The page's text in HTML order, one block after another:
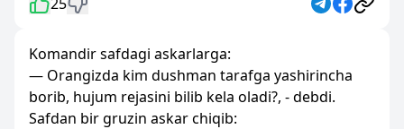
Komandir safdagi askarlarga:
— Orangizda kim dushman tarafga yashirincha
borib, hujum rejasini bilib kela oladi?, - debdi.
Safdan bir gruzin askar chiqib: